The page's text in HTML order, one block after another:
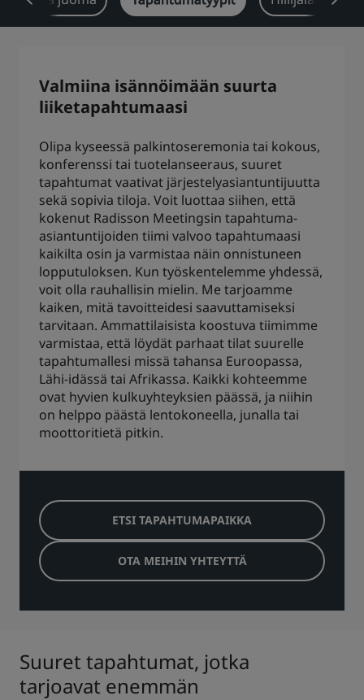
Park Plaza Park Inn by Radisson
Prize by Radisson
Brändit Kiinassa
Jin Jiang
Kunlun Golden Tulip
Käy blogissamme
Valmiina isännöimään suurta
liiketapahtumaasi
Olipa kyseessä palkintoseremonia tai kokous,
konferenssi tai tuotelanseeraus, suuret
tapahtumat vaativat järjestelyasiantuntijuutta
sekä sopivia tiloja. Voit luottaa siihen, että
kokenut Radisson Meetingsin tapahtuma-
asiantuntijoiden tiimi valvoo tapahtumaasi
kaikilta osin ja varmistaa näin onnistuneen
lopputuloksen. Kun työskentelemme yhdessä,
voit olla rauhallisin mielin. Me tarjoamme
kaiken, mitä tavoitteidesi saavuttamiseksi
tarvitaan. Ammattilaisista koostuva tiimimme
varmistaa, että löydät parhaat tilat suurelle
tapahtumallesi missä tahansa Euroopassa,
Lähi-idässä tai Afrikassa. Kaikki kohteemme
ovat hyvien kulkuyhteyksien päässä, ja niihin
on helppo päästä lentokoneella, junalla tai
moottoritietä pitkin.
ETSI TAPAHTUMAPAIKKA
OTA MEIHIN YHTEYTTÄ
Suuret tapahtumat, jotka
tarjoavat enemmän